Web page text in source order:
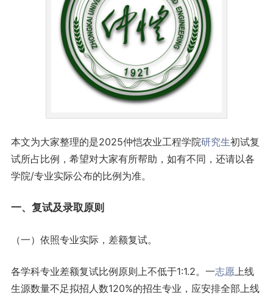
本文为大家整理的是2025仲恺农业工程学院研究生初试复
试所占比例，希望对大家有所帮助，如有不同，还请以各
学院/专业实际公布的比例为准。
一、复试及录取原则
（一）依照专业实际，差额复试。
各学科专业差额复试比例原则上不低于1:1.2。一志愿上线
生源数量不足拟招人数120%的招生专业，应安排全部上线